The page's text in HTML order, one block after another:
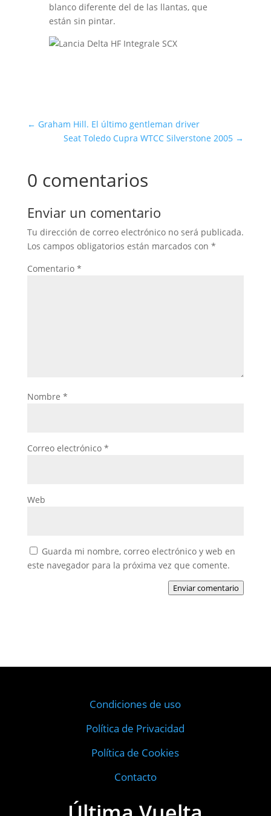
blanco diferente del de las llantas, que
están sin pintar.
← Graham Hill. El último gentleman driver
Seat Toledo Cupra WTCC Silverstone 2005 →
0 comentarios
Enviar un comentario
Tu dirección de correo electrónico no será publicada.
Los campos obligatorios están marcados con *
Comentario *
Nombre *
Correo electrónico *
Web
Guarda mi nombre, correo electrónico y web en
este navegador para la próxima vez que comente.
Enviar comentario
Condiciones de uso
Política de Privacidad
Política de Cookies
Contacto